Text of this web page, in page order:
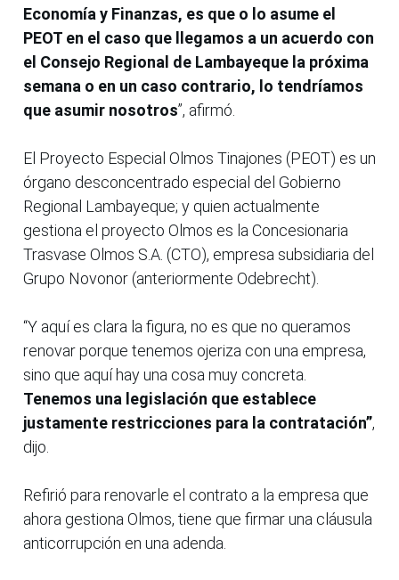
Economía y Finanzas, es que o lo asume el
PEOT en el caso que llegamos a un acuerdo con
el Consejo Regional de Lambayeque la próxima
semana o en un caso contrario, lo tendríamos
que asumir nosotros”, afirmó.
El Proyecto Especial Olmos Tinajones (PEOT) es un
órgano desconcentrado especial del Gobierno
Regional Lambayeque; y quien actualmente
gestiona el proyecto Olmos es la Concesionaria
Trasvase Olmos S.A. (CTO), empresa subsidiaria del
Grupo Novonor (anteriormente Odebrecht).
“Y aquí es clara la figura, no es que no queramos
renovar porque tenemos ojeriza con una empresa,
sino que aquí hay una cosa muy concreta.
Tenemos una legislación que establece
justamente restricciones para la contratación”,
dijo.
Refirió para renovarle el contrato a la empresa que
ahora gestiona Olmos, tiene que firmar una cláusula
anticorrupción en una adenda.